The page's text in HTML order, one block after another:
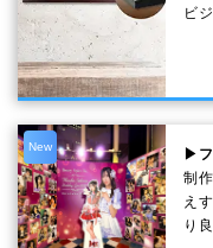
ビ
New
▶
制
え
り